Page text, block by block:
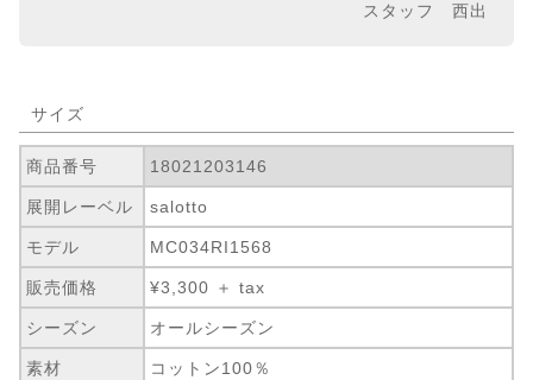
スタッフ 西出
サイズ
商品番号 18021203146
展開レーベル salotto
モデル MC034RI1568
販売価格 ¥3,300 ＋ tax
シーズン オールシーズン
素材 コットン100％